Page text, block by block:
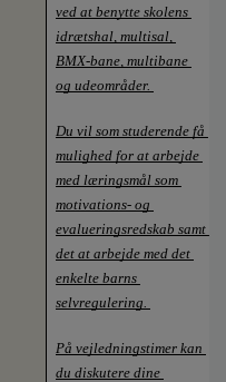
ved at benytte skolens
idrætshal, multisal,
BMX-bane, multibane
og udeområder.
Du vil som studerende få
mulighed for at arbejde
med læringsmål som
motivations- og
evalueringsredskab samt
det at arbejde med det
enkelte barns
selvregulering.
På vejledningstimer kan
du diskutere dine